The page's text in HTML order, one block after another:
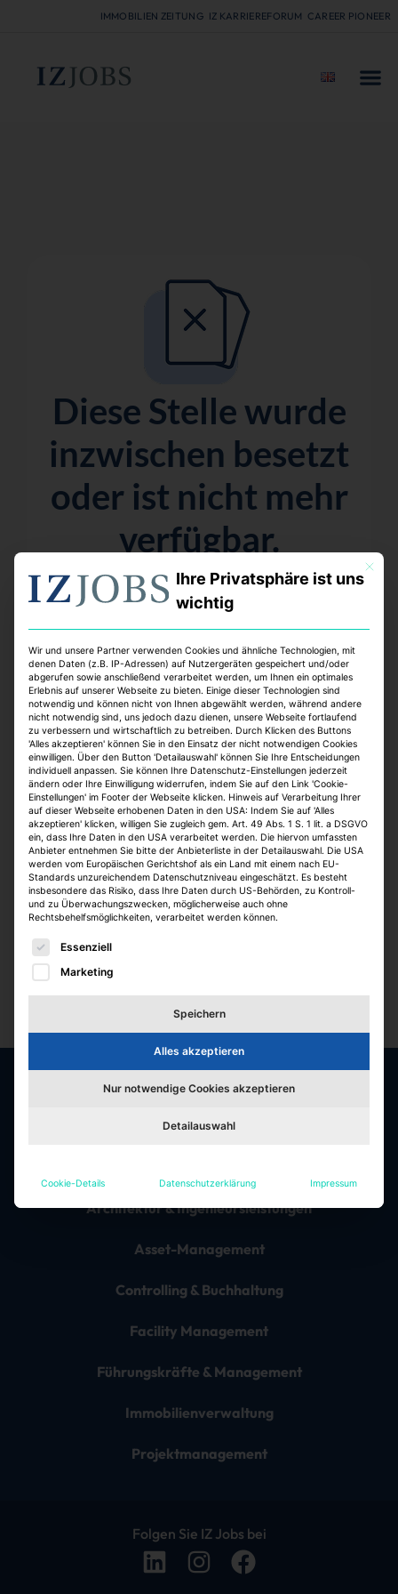
IMMOBILIEN ZEITUNG IZ KARRIEREFORUM CAREER PIONEER
Diese Stelle wurde
inzwischen besetzt
oder ist nicht mehr
verfügbar.
Aber keine Sorge – wir haben viele weitere
spannende Möglichkeiten für dich!
Top Jobs:
Jobfelder
Architektur & Ingenieursleistungen
Asset-Management
Controlling & Buchhaltung
Facility Management
Führungskräfte & Management
Immobilienverwaltung
Projektmanagement
Folgen Sie IZ Jobs bei
Mit
Ihre Privatsphäre ist uns
wichtig
Wir und unsere Partner verwenden Cookies und ähnliche Technologien, mit
denen Daten (z.B. IP-Adressen) auf Nutzergeräten gespeichert und/oder
abgerufen sowie anschließend verarbeitet werden, um Ihnen ein optimales
Erlebnis auf unserer Webseite zu bieten. Einige dieser Technologien sind
notwendig und können nicht von Ihnen abgewählt werden, während andere
nicht notwendig sind, uns jedoch dazu dienen, unsere Webseite fortlaufend
zu verbessern und wirtschaftlich zu betreiben. Durch Klicken des Buttons
'Alles akzeptieren' können Sie in den Einsatz der nicht notwendigen Cookies
einwilligen. Über den Button 'Detailauswahl' können Sie Ihre Entscheidungen
individuell anpassen. Sie können Ihre Datenschutz-Einstellungen jederzeit
ändern oder Ihre Einwilligung widerrufen, indem Sie auf den Link 'Cookie-
Einstellungen' im Footer der Webseite klicken. Hinweis auf Verarbeitung Ihrer
auf dieser Webseite erhobenen Daten in den USA: Indem Sie auf 'Alles
akzeptieren' klicken, willigen Sie zugleich gem. Art. 49 Abs. 1 S. 1 lit. a DSGVO
ein, dass Ihre Daten in den USA verarbeitet werden. Die hiervon umfassten
Anbieter entnehmen Sie bitte der Anbieterliste in der Detailauswahl. Die USA
werden vom Europäischen Gerichtshof als ein Land mit einem nach EU-
Standards unzureichendem Datenschutzniveau eingeschätzt. Es besteht
insbesondere das Risiko, dass Ihre Daten durch US-Behörden, zu Kontroll-
und zu Überwachungszwecken, möglicherweise auch ohne
Rechtsbehelfsmöglichkeiten, verarbeitet werden können.
Es folgt eine Liste der Service-Gruppen, für die eine
Essenziell
Marketing
Speichern
Alles akzeptieren
Nur notwendige Cookies akzeptieren
Detailauswahl
Cookie-Details Datenschutzerklärung Impressum